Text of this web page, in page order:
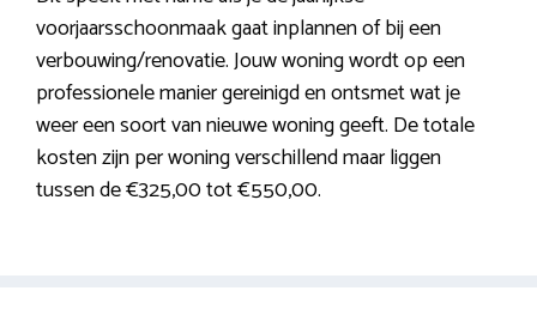
voorjaarsschoonmaak gaat inplannen of bij een
verbouwing/renovatie. Jouw woning wordt op een
professionele manier gereinigd en ontsmet wat je
weer een soort van nieuwe woning geeft. De totale
kosten zijn per woning verschillend maar liggen
tussen de €325,00 tot €550,00.